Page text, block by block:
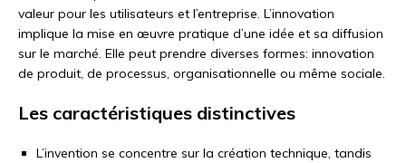
valeur pour les utilisateurs et l’entreprise. L’innovation
implique la mise en œuvre pratique d’une idée et sa diffusion
sur le marché. Elle peut prendre diverses formes: innovation
de produit, de processus, organisationnelle ou même sociale.
Les caractéristiques distinctives
L’invention se concentre sur la création technique, tandis